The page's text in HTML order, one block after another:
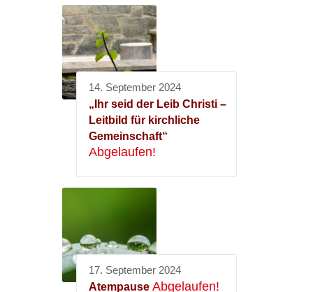
14. September 2024
„Ihr seid der Leib Christi –
Leitbild für kirchliche
Gemeinschaft“
Abgelaufen!
17. September 2024
Atempause Abgelaufen!